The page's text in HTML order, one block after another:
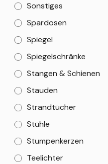
Sonstiges
Spardosen
Spiegel
Spiegelschränke
Stangen & Schienen
Stauden
Strandtücher
Stühle
Stumpenkerzen
Teelichter